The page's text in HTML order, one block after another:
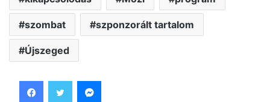
szombat szponzorált tartalom
Újszeged